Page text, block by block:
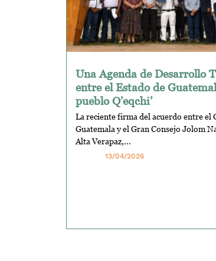
Una Agenda de Desarrollo
entre el Estado de
pueblo Q’eqchi’
La reciente firma del acuerdo entre el
Guatemala y el Gran Consejo Jolom
Alta Verapaz,...
13/04/2026